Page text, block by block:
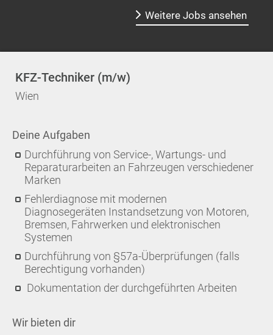
Weitere Jobs ansehen
KFZ-Techniker (m/w)
Wien
Deine Aufgaben
Durchführung von Service-, Wartungs- und
Reparaturarbeiten an Fahrzeugen verschiedener
Marken
Fehlerdiagnose mit modernen
Diagnosegeräten Instandsetzung von Motoren,
Bremsen, Fahrwerken und elektronischen
Systemen
Durchführung von §57a-Überprüfungen (falls
Berechtigung vorhanden)
Dokumentation der durchgeführten Arbeiten
Wir bieten dir